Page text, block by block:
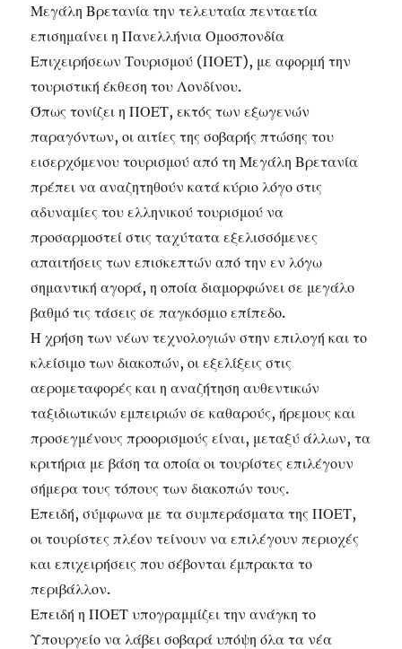
Μεγάλη Βρετανία την τελευταία πενταετία
επισημαίνει η Πανελλήνια Ομοσπονδία
Επιχειρήσεων Τουρισμού (ΠΟΕΤ), με αφορμή την
τουριστική έκθεση του Λονδίνου.
Όπως τονίζει η ΠΟΕΤ, εκτός των εξωγενών
παραγόντων, οι αιτίες της σοβαρής πτώσης του
εισερχόμενου τουρισμού από τη Μεγάλη Βρετανία
πρέπει να αναζητηθούν κατά κύριο λόγο στις
αδυναμίες του ελληνικού τουρισμού να
προσαρμοστεί στις ταχύτατα εξελισσόμενες
απαιτήσεις των επισκεπτών από την εν λόγω
σημαντική αγορά, η οποία διαμορφώνει σε μεγάλο
βαθμό τις τάσεις σε παγκόσμιο επίπεδο.
Η χρήση των νέων τεχνολογιών στην επιλογή και το
κλείσιμο των διακοπών, οι εξελίξεις στις
αερομεταφορές και η αναζήτηση αυθεντικών
ταξιδιωτικών εμπειριών σε καθαρούς, ήρεμους και
προσεγμένους προορισμούς είναι, μεταξύ άλλων, τα
κριτήρια με βάση τα οποία οι τουρίστες επιλέγουν
σήμερα τους τόπους των διακοπών τους.
Επειδή, σύμφωνα με τα συμπεράσματα της ΠΟΕΤ,
οι τουρίστες πλέον τείνουν να επιλέγουν περιοχές
και επιχειρήσεις που σέβονται έμπρακτα το
περιβάλλον.
Επειδή η ΠΟΕΤ υπογραμμίζει την ανάγκη το
Υπουργείο να λάβει σοβαρά υπόψη όλα τα νέα